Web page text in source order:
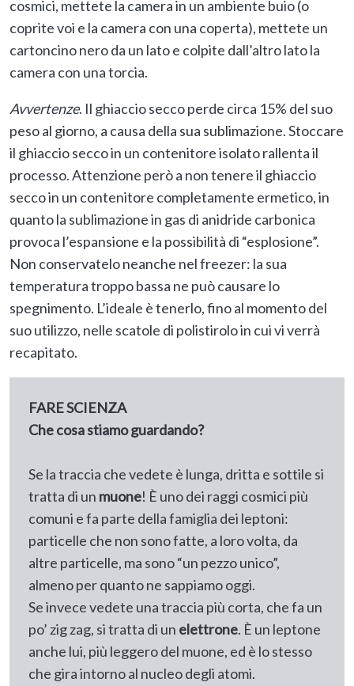
cosmici, mettete la camera in un ambiente buio (o
coprite voi e la camera con una coperta), mettete un
cartoncino nero da un lato e colpite dall’altro lato la
camera con una torcia.
Avvertenze. Il ghiaccio secco perde circa 15% del suo
peso al giorno, a causa della sua sublimazione. Stoccare
il ghiaccio secco in un contenitore isolato rallenta il
processo. Attenzione però a non tenere il ghiaccio
secco in un contenitore completamente ermetico, in
quanto la sublimazione in gas di anidride carbonica
provoca l’espansione e la possibilità di “esplosione”.
Non conservatelo neanche nel freezer: la sua
temperatura troppo bassa ne può causare lo
spegnimento. L’ideale è tenerlo, fino al momento del
suo utilizzo, nelle scatole di polistirolo in cui vi verrà
recapitato.
FARE SCIENZA
Che cosa stiamo guardando?
Se la traccia che vedete è lunga, dritta e sottile si
tratta di un muone! È uno dei raggi cosmici più
comuni e fa parte della famiglia dei leptoni:
particelle che non sono fatte, a loro volta, da
altre particelle, ma sono “un pezzo unico”,
almeno per quanto ne sappiamo oggi.
Se invece vedete una traccia più corta, che fa un
po’ zig zag, si tratta di un elettrone. È un leptone
anche lui, più leggero del muone, ed è lo stesso
che gira intorno al nucleo degli atomi.